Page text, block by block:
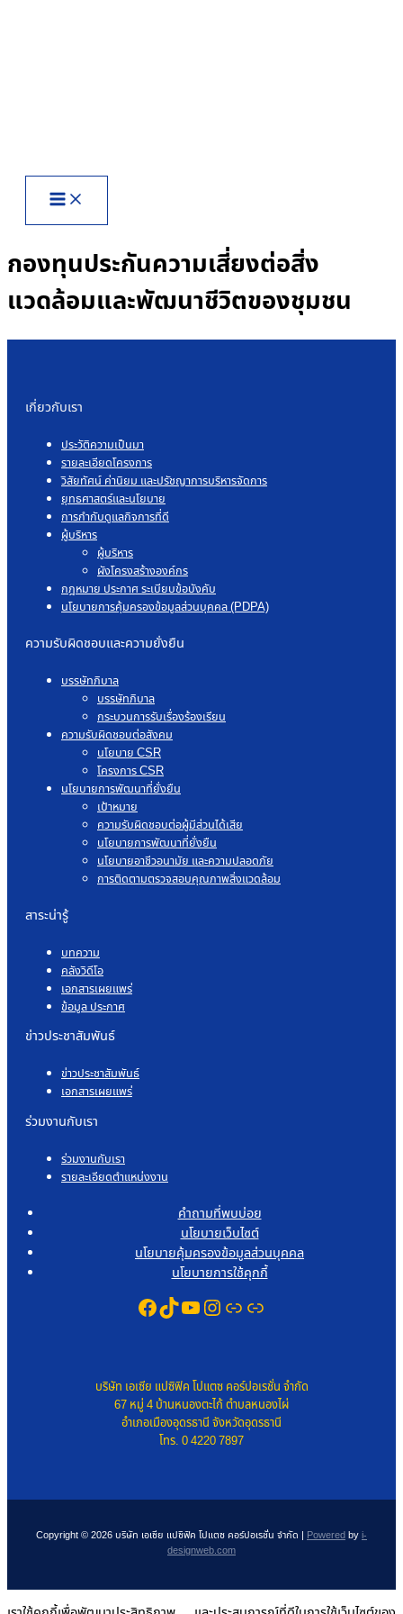
กองทุนประกันความเสี่ยงต่อสิ่ง
แวดล้อมและพัฒนาชีวิตของชุมชน
เกี่ยวกับเรา
ประวัติความเป็นมา
รายละเอียดโครงการ
วิสัยทัศน์ ค่านิยม และปรัชญาการบริหารจัดการ
ยุทธศาสตร์และนโยบาย
การกำกับดูแลกิจการที่ดี
ผู้บริหาร
ผู้บริหาร
ผังโครงสร้างองค์กร
กฎหมาย ประกาศ ระเบียบข้อบังคับ
นโยบายการคุ้มครองข้อมูลส่วนบุคคล (PDPA)
ความรับผิดชอบและความยั่งยืน
บรรษัทภิบาล
บรรษัทภิบาล
กระบวนการรับเรื่องร้องเรียน
ความรับผิดชอบต่อสังคม
นโยบาย CSR
โครงการ CSR
นโยบายการพัฒนาที่ยั่งยืน
เป้าหมาย
ความรับผิดชอบต่อผู้มีส่วนได้เสีย
นโยบายการพัฒนาที่ยั่งยืน
นโยบายอาชีวอนามัย และความปลอดภัย
การติดตามตรวจสอบคุณภาพสิ่งแวดล้อม
สาระน่ารู้
บทความ
คลังวิดีโอ
เอกสารเผยแพร่
ข้อมูล ประกาศ
ข่าวประชาสัมพันธ์
ข่าวประชาสัมพันธ์
เอกสารเผยแพร่
ร่วมงานกับเรา
ร่วมงานกับเรา
รายละเอียดตำแหน่งงาน
คำถามที่พบบ่อย
นโยบายเว็บไซต์
นโยบายคุ้มครองข้อมูลส่วนบุคคล
นโยบายการใช้คุกกี้
Facebook
TikTok
YouTube
Instagram
Link
Link
บริษัท เอเซีย แปซิฟิค โปแตซ คอร์ปอเรชั่น จำกัด
67 หมู่ 4 บ้านหนองตะไก้ ตำบลหนองไผ่
อำเภอเมืองอุดรธานี จังหวัดอุดรธานี
โทร. 0 4220 7897
Copyright © 2026 บริษัท เอเซีย แปซิฟิค โปแตซ คอร์ปอเรชั่น จำกัด | Poweredbyi-
designweb.com